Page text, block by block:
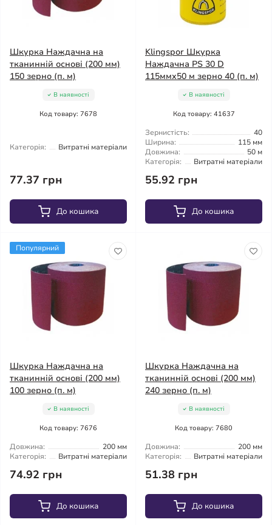
Шкурка Наждачна на
тканинній основі (200 мм)
150 зерно (п. м)
В наявності
Код товару: 7678
Категорія: Витратні матеріали
77.37 грн
До кошика
Klingspor Шкурка
Наждачна PS 30 D
115ммх50 м зерно 40 (п. м)
В наявності
Код товару: 41637
Зернистість:
40
Ширина:
115 мм
Довжина:
50 м
Категорія:
Витратні матеріали
55.92 грн
До кошика
Популярний
Шкурка Наждачна на
тканинній основі (200 мм)
100 зерно (п. м)
В наявності
Код товару: 7676
Довжина:
200 мм
Категорія:
Витратні матеріали
74.92 грн
До кошика
Шкурка Наждачна на
тканинній основі (200 мм)
240 зерно (п. м)
В наявності
Код товару: 7680
Довжина:
200 мм
Категорія:
Витратні матеріали
51.38 грн
До кошика